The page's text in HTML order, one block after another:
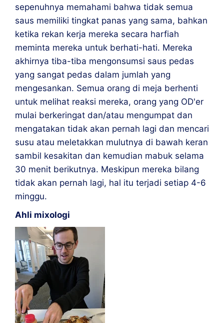
sepenuhnya memahami bahwa tidak semua
saus memiliki tingkat panas yang sama, bahkan
ketika rekan kerja mereka secara harfiah
meminta mereka untuk berhati-hati. Mereka
akhirnya tiba-tiba mengonsumsi saus pedas
yang sangat pedas dalam jumlah yang
mengesankan. Semua orang di meja berhenti
untuk melihat reaksi mereka, orang yang OD'er
mulai berkeringat dan/atau mengumpat dan
mengatakan tidak akan pernah lagi dan mencari
susu atau meletakkan mulutnya di bawah keran
sambil kesakitan dan kemudian mabuk selama
30 menit berikutnya. Meskipun mereka bilang
tidak akan pernah lagi, hal itu terjadi setiap 4-6
minggu.
Ahli mixologi